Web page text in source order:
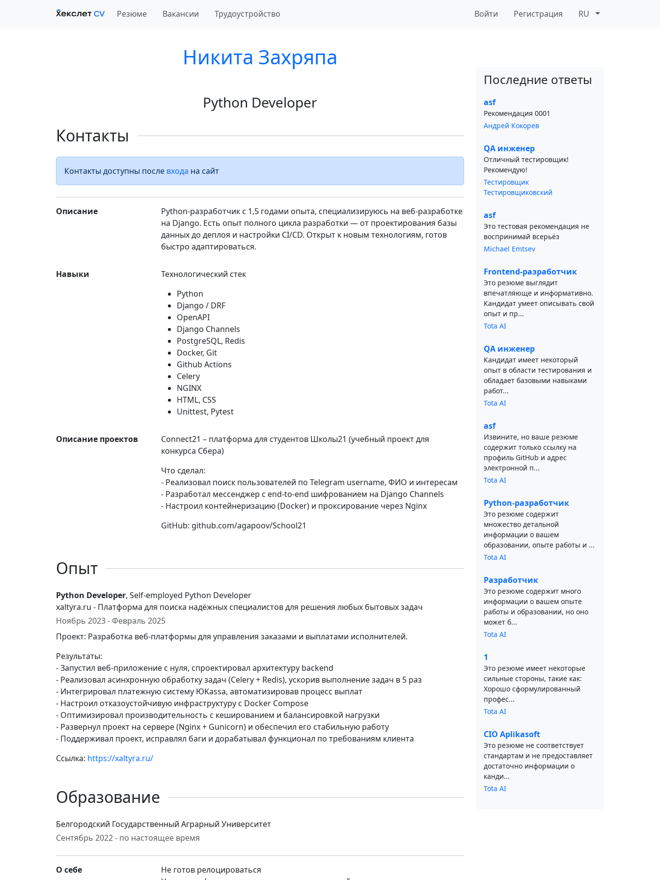
Резюме Вакансии Трудоустройство Войти Регистрация RU
Никита Захряпа
Python Developer
Контакты
Контакты доступны после входа на сайт
Описание
Python-разработчик с 1,5 годами опыта, специализируюсь на веб-разработке
на Django. Есть опыт полного цикла разработки — от проектирования базы
данных до деплоя и настройки CI/CD. Открыт к новым технологиям, готов
быстро адаптироваться.
Навыки
Технологический стек
Python
Django / DRF
OpenAPI
Django Channels
PostgreSQL, Redis
Docker, Git
Github Actions
Celery
NGINX
HTML, CSS
Unittest, Pytest
Описание проектов
Connect21 – платформа для студентов Школы21 (учебный проект для
конкурса Сбера)
Что сделал:
- Реализовал поиск пользователей по Telegram username, ФИО и интересам
- Разработал мессенджер с end-to-end шифрованием на Django Channels
- Настроил контейнеризацию (Docker) и проксирование через Nginx
GitHub: github.com/agapoov/School21
Опыт
Python Developer, Self-employed Python Developer
xaltyra.ru - Платформа для поиска надёжных специалистов для решения любых бытовых задач
Ноябрь 2023 - Февраль 2025
Проект: Разработка веб-платформы для управления заказами и выплатами исполнителей.
Результаты:
- Запустил веб-приложение с нуля, спроектировал архитектуру backend
- Реализовал асинхронную обработку задач (Celery + Redis), ускорив выполнение задач в 5 раз
- Интегрировал платежную систему ЮKassa, автоматизировав процесс выплат
- Настроил отказоустойчивую инфраструктуру с Docker Compose
- Оптимизировал производительность с кешированием и балансировкой нагрузки
- Развернул проект на сервере (Nginx + Gunicorn) и обеспечил его стабильную работу
- Поддерживал проект, исправлял баги и дорабатывал функционал по требованиям клиента
Ссылка: https://xaltyra.ru/
Образование
Белгородский Государственный Аграрный Университет
Сентябрь 2022 - по настоящее время
О себе
Не готов релоцироваться
Последние ответы
asf
Рекомендация 0001
Андрей Кокорев
QA инженер
Отличный тестировщик!
Рекомендую!
Тестировщик
Тестировщиковский
asf
Это тестовая рекомендация не
воспринимай всерьёз
Michael Emtsev
Frontend-разработчик
Это резюме выглядит
впечатляюще и информативно.
Кандидат умеет описывать свой
опыт и пр...
Tota AI
QA инженер
Кандидат имеет некоторый
опыт в области тестирования и
обладает базовыми навыками
работ...
Tota AI
asf
Извините, но ваше резюме
содержит только ссылку на
профиль GitHub и адрес
электронной п...
Tota AI
Python-разработчик
Это резюме содержит
множество детальной
информации о вашем
образовании, опыте работы и ...
Tota AI
Разработчик
Это резюме содержит много
информации о вашем опыте
работы и образовании, но оно
может б...
Tota AI
1
Это резюме имеет некоторые
сильные стороны, такие как:
Хорошо сформулированный
профес...
Tota AI
CIO Aplikasoft
Это резюме не соответствует
стандартам и не предоставляет
достаточно информации о
канди...
Tota AI